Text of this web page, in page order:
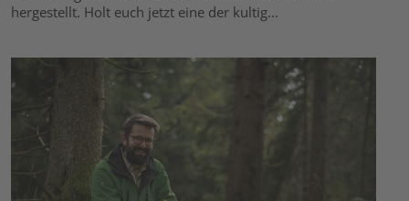
hergestellt. Holt euch jetzt eine der kultig...